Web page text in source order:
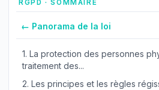
RGPD · SOMMAIRE
← Panorama de la loi
1. La protection des personnes
traitement des...
2. Les principes et les règles